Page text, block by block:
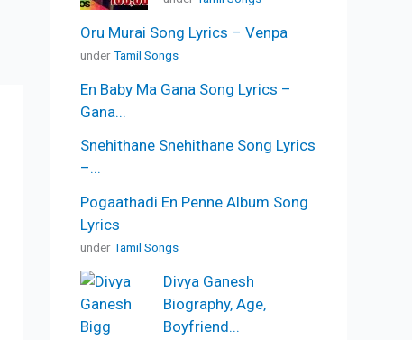
Oru Murai Song Lyrics – Venpa
underTamil Songs
En Baby Ma Gana Song Lyrics –
Gana...
Snehithane Snehithane Song Lyrics
–...
Pogaathadi En Penne Album Song
Lyrics
underTamil Songs
Divya Ganesh
Biography, Age,
Boyfriend...